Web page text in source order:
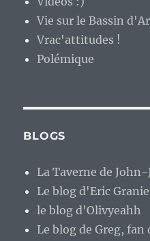
Vie sur le Bassin
Vrac'attitudes !
Polémique
BLOGS
La Taverne de
Le blog d'Eric
le blog d'Olivyeahh
Le blog de Greg, fan